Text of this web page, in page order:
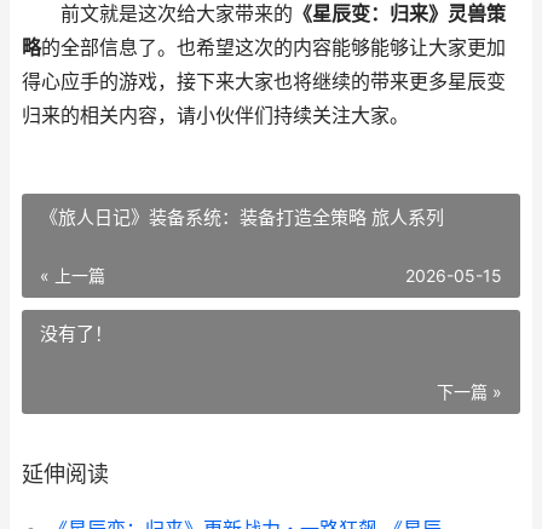
前文就是这次给大家带来的 《星辰变：归来》灵兽策
略的全部信息了。也希望这次的内容能够能够让大家更加
得心应手的游戏，接下来大家也将继续的带来更多星辰变
归来的相关内容，请小伙伴们持续关注大家。
《旅人日记》装备系统：装备打造全策略 旅人系列
« 上一篇 2026-05-15
没有了！
下一篇 »
延伸阅读